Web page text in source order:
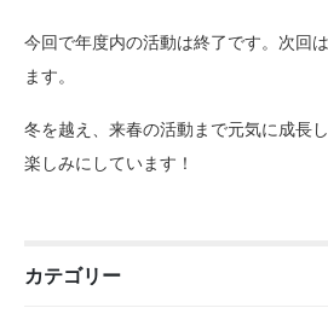
今回で年度内の活動は終了です。次回
ます。
冬を越え、来春の活動まで元気に成長
楽しみにしています！
カテゴリー